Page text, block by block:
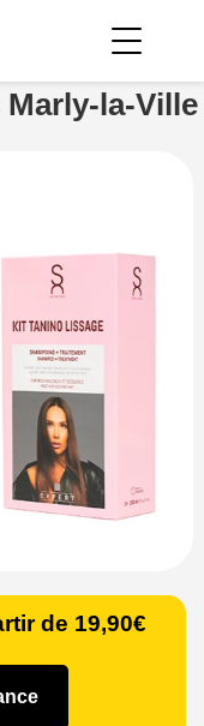
la-Ville
de 19,90€